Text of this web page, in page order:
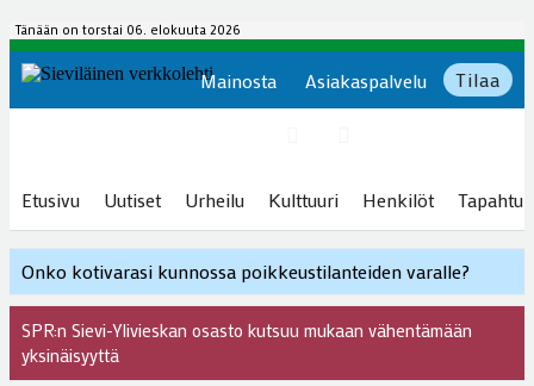
Tänään on torstai 06. elokuuta 2026
Mainosta Asiakaspalvelu Tilaa
Etusivu Uutiset Urheilu Kulttuuri Henkilöt
Onko kotivarasi kunnossa poikkeustilanteiden varalle?
SPR:n Sievi-Ylivieskan osasto kutsuu mukaan vähentämään
yksinäisyyttä